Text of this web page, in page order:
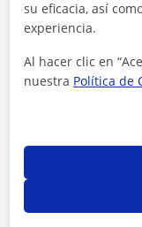
su eficacia, así
experiencia.
Al hacer clic en
nuestra Política de